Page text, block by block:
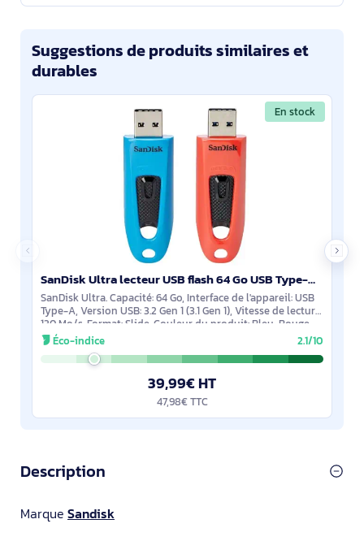
Suggestions de produits similaires et
durables
En stock
SanDisk Ultra lecteur USB flash 64 Go USB Type-A 3.2 Gen 1 (3.1 Gen 1) Bleu, Rouge - SDCZ48-064G-G46BR2
SanDisk Ultra. Capacité: 64 Go, Interface de l'appareil: USB
Type-A, Version USB: 3.2 Gen 1 (3.1 Gen 1), Vitesse de lecture:
130 Mo/s. Format: Slide, Couleur du produit: Bleu, Rouge
Éco-indice
2.1/10
39,99€ HT
47,98€ TTC
Description
Marque Sandisk